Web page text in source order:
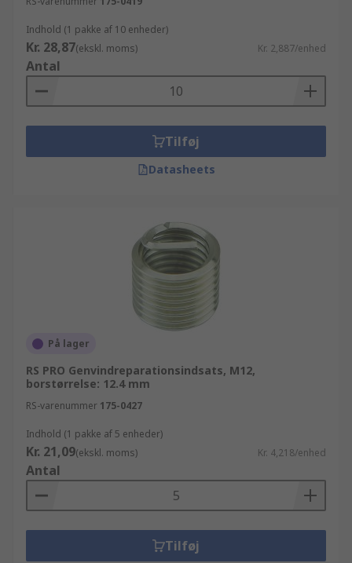
Indhold (1 pakke af 10 enheder)
Kr. 28,87(ekskl. moms) Kr. 2,887/enhed
Antal
Tilføj
Datasheets
På lager
RS PRO Genvindreparationsindsats, M12,
borstørrelse: 12.4 mm
RS-varenummer 175-0427
Indhold (1 pakke af 5 enheder)
Kr. 21,09(ekskl. moms) Kr. 4,218/enhed
Antal
Tilføj